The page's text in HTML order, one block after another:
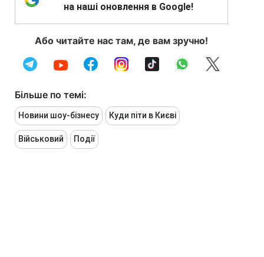
на наші оновлення в Google!
Або читайте нас там, де вам зручно!
Більше по темі:
Новини шоу-бізнесу Куди піти в Києві
Військовий Події